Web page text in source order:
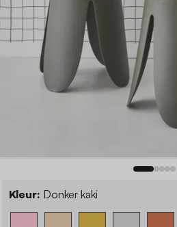
Kleur: Donker kaki